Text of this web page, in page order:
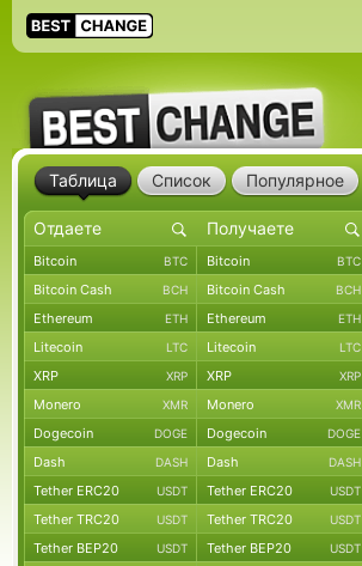
Таблица Список Популярное
Bitcoin BTC Bitcoin BTC
Bitcoin Cash BCH Bitcoin Cash BCH
Ethereum ETH Ethereum ETH
Litecoin LTC Litecoin LTC
XRP XRP XRP XRP
Monero XMR Monero XMR
Dogecoin DOGE Dogecoin DOGE
Dash DASH Dash DASH
Tether ERC20 USDT Tether ERC20 USDT
Tether TRC20 USDT Tether TRC20 USDT
Tether BEP20 USDT Tether BEP20 USDT